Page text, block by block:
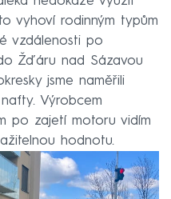
vyhoví rodinným typům
vzdálenosti po
Žďáru nad Sázavou
jsme naměřili
Výrobcem
po zajetí motoru vidím
hodnotu.